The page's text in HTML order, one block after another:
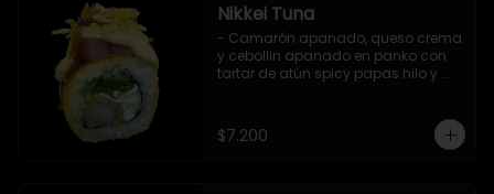
Nikkei Tuna
- Camarón apanado, queso crema
y cebollin apanado en panko con
tartar de atún spicy papas hilo y
$7.200